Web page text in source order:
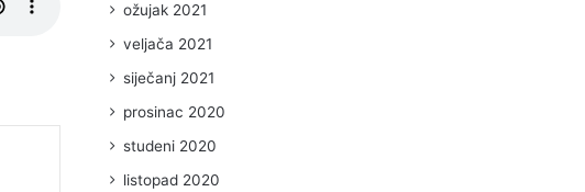
ožujak 2021
veljača 2021
siječanj 2021
prosinac 2020
studeni 2020
listopad 2020